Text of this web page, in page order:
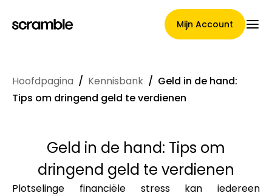
Mijn Account
Hoofdpagina
Voorwaarden voor
claimtoewijzing
Hoofdpagina / Kennisbank / Geld in de hand:
Tips om dringend geld te verdienen
Geld in de hand: Tips om
dringend geld te verdienen
Plotselinge financiële stress kan iedereen